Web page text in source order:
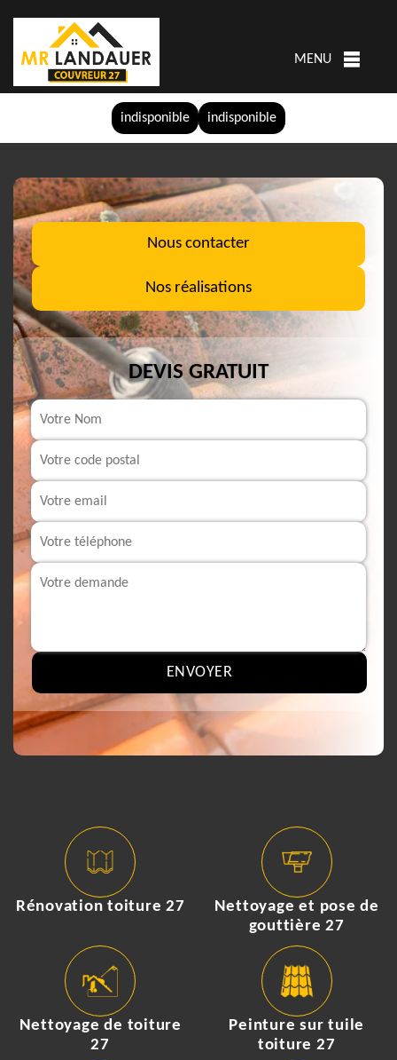
indisponible indisponible
MENU
Nous contacter
Nos réalisations
DEVIS GRATUIT
Rénovation toiture 27
Nettoyage et pose de
gouttière 27
Nettoyage de toiture
27
Peinture sur tuile
toiture 27